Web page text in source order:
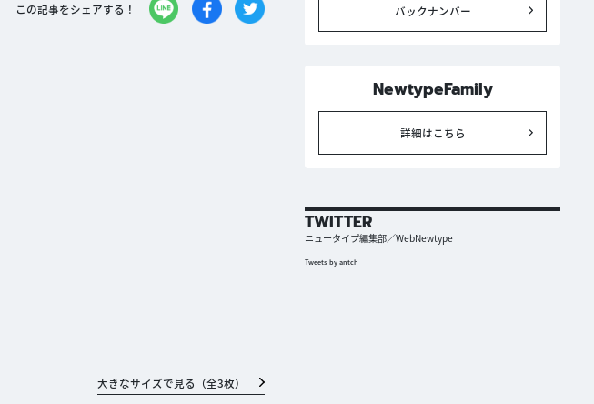
この記事をシェアする！
大きなサイズで見る（全3枚）
バックナンバー
NewtypeFamily
詳細はこちら
TWITTER
ニュータイプ編集部／WebNewtype
Tweets by antch